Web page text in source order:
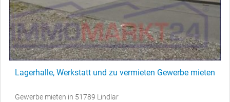
Lagerhalle, Werkstatt und zu vermieten Gewerbe mieten
Gewerbe mieten in 51789 Lindlar